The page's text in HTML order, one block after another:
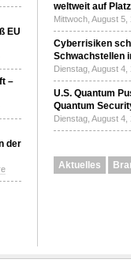
EU
–
der
weltweit auf
Mittwoch, August
Cyberrisiken
Schwachstellen
Dienstag, August
U.S. Quantum
Quantum
Dienstag, August
Aktuelles